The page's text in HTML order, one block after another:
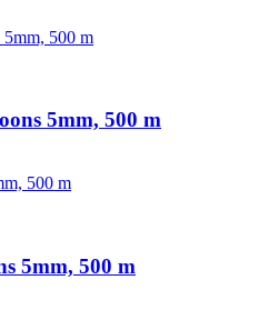
5mm, 500 m
5mm, 500 m